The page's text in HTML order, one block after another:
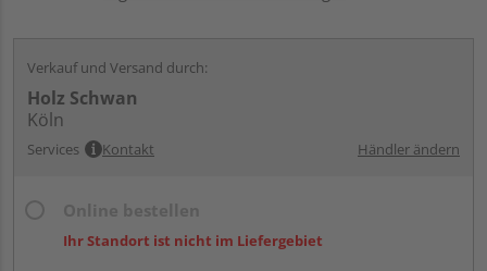
Verkauf und Versand durch:
Holz Schwan
Köln
Services Kontakt Händler ändern
Ihr Standort ist nicht im Liefergebiet